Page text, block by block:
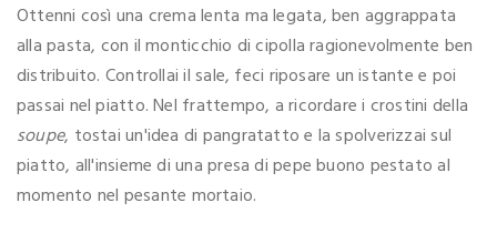
Ottenni così una crema lenta ma legata, ben aggrappata
alla pasta, con il monticchio di cipolla ragionevolmente ben
distribuito. Controllai il sale, feci riposare un istante e poi
passai nel piatto. Nel frattempo, a ricordare i crostini della
soupe, tostai un'idea di pangratatto e la spolverizzai sul
piatto, all'insieme di una presa di pepe buono pestato al
momento nel pesante mortaio.